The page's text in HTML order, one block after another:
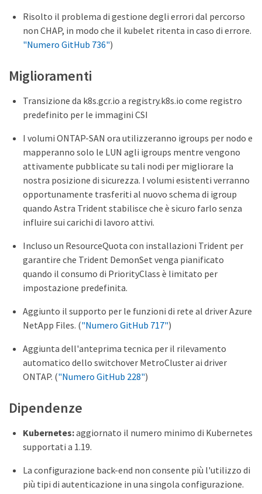
Risolto il problema di gestione degli errori dal percorso
non CHAP, in modo che il kubelet ritenta in caso di errore.
"Numero GitHub 736")
Miglioramenti
Transizione da k8s.gcr.io a registry.k8s.io come registro
predefinito per le immagini CSI
I volumi ONTAP-SAN ora utilizzeranno igroups per nodo e
mapperanno solo le LUN agli igroups mentre vengono
attivamente pubblicate su tali nodi per migliorare la
nostra posizione di sicurezza. I volumi esistenti verranno
opportunamente trasferiti al nuovo schema di igroup
quando Astra Trident stabilisce che è sicuro farlo senza
influire sui carichi di lavoro attivi.
Incluso un ResourceQuota con installazioni Trident per
garantire che Trident DemonSet venga pianificato
quando il consumo di PriorityClass è limitato per
impostazione predefinita.
Aggiunto il supporto per le funzioni di rete al driver Azure
NetApp Files. ("Numero GitHub 717")
Aggiunta dell'anteprima tecnica per il rilevamento
automatico dello switchover MetroCluster ai driver
ONTAP. ("Numero GitHub 228")
Dipendenze
Kubernetes:aggiornato il numero minimo di Kubernetes
supportati a 1.19.
La configurazione back-end non consente più l'utilizzo di
più tipi di autenticazione in una singola configurazione.